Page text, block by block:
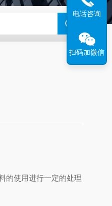
的使用进行一定的处理
电话咨询
扫码加微信